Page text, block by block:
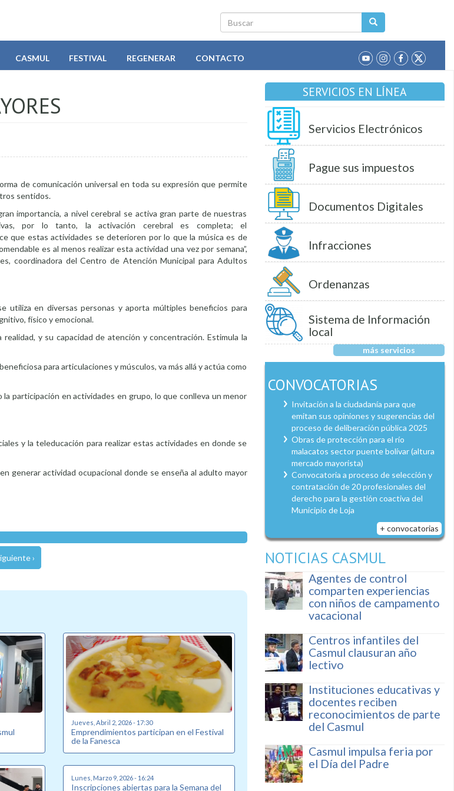
Buscar
CASMUL FESTIVAL REGENERAR CONTACTO
de comunicación universal en toda su expresión que permite
sentidos.
importancia, a nivel cerebral se activa gran parte de nuestras
por lo tanto, la activación cerebral es completa; el
que estas actividades se deterioren por lo que la música es de
es al menos realizar esta actividad una vez por semana”,
coordinadora del Centro de Atención Municipal para Adultos
utiliza en diversas personas y aporta múltiples beneficios para
físico y emocional.
y su capacidad de atención y concentración. Estimula la
para articulaciones y músculos, va más allá y actúa como
participación en actividades en grupo, lo que conlleva un menor
y la teleducación para realizar estas actividades en donde se
generar actividad ocupacional donde se enseña al adulto mayor
›
Jueves, Abril 2, 2026 - 17:30
Emprendimientos participan en el Festival
de la Fanesca
Lunes, Marzo 9, 2026 - 16:24
Inscripciones abiertas para la Semana del
SERVICIOS EN LÍNEA
Servicios Electrónicos
Pague sus impuestos
Documentos Digitales
Infracciones
Ordenanzas
Sistema de Información
local
más servicios
CONVOCATORIAS
Invitación a la ciudadanía para que
emitan sus opiniones y sugerencias del
proceso de deliberación pública 2025
Obras de protección para el río
malacatos sector puente bolívar (altura
mercado mayorista)
Convocatoria a proceso de selección y
contratación de 20 profesionales del
derecho para la gestión coactiva del
Municipio de Loja
+ convocatorias
NOTICIAS CASMUL
Agentes de control
comparten experiencias
con niños de campamento
vacacional
Centros infantiles del
Casmul clausuran año
lectivo
Instituciones educativas y
docentes reciben
reconocimientos de parte
del Casmul
Casmul impulsa feria por
el Día del Padre